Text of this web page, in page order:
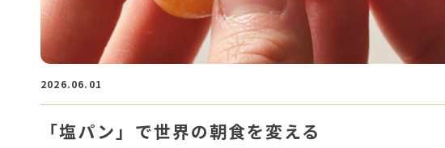
2026.06.01
「塩パン」で世界の朝食を変える